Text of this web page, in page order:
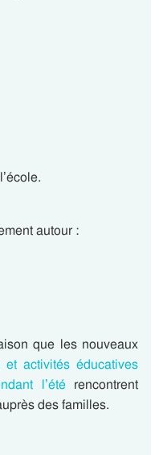
autour :
que les nouveaux
activités éducatives
l’étérencontrent
des familles.